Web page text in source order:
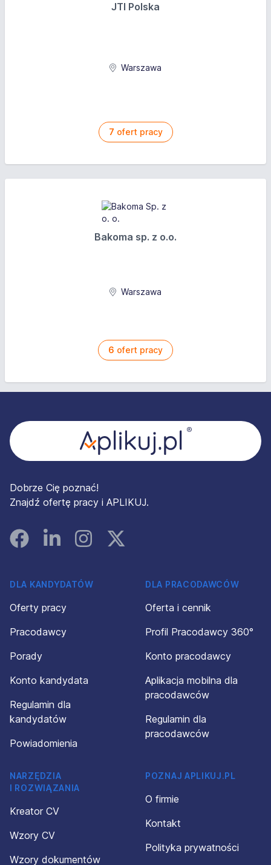
JTI Polska
Warszawa
7 ofert pracy
Bakoma sp. z o.o.
Warszawa
6 ofert pracy
Dobrze Cię poznać!
Znajdź ofertę pracy i APLIKUJ.
FacebookLinked InInstagramInstagram
DLA KANDYDATÓW
Oferty pracy
Pracodawcy
Porady
Konto kandydata
Regulamin dla
kandydatów
Powiadomienia
DLA PRACODAWCÓW
Oferta i cennik
Profil Pracodawcy 360°
Konto pracodawcy
Aplikacja mobilna dla
pracodawców
Regulamin dla
pracodawców
NARZĘDZIA
I ROZWIĄZANIA
Kreator CV
Wzory CV
Wzory dokumentów
POZNAJ APLIKUJ.PL
O firmie
Kontakt
Polityka prywatności